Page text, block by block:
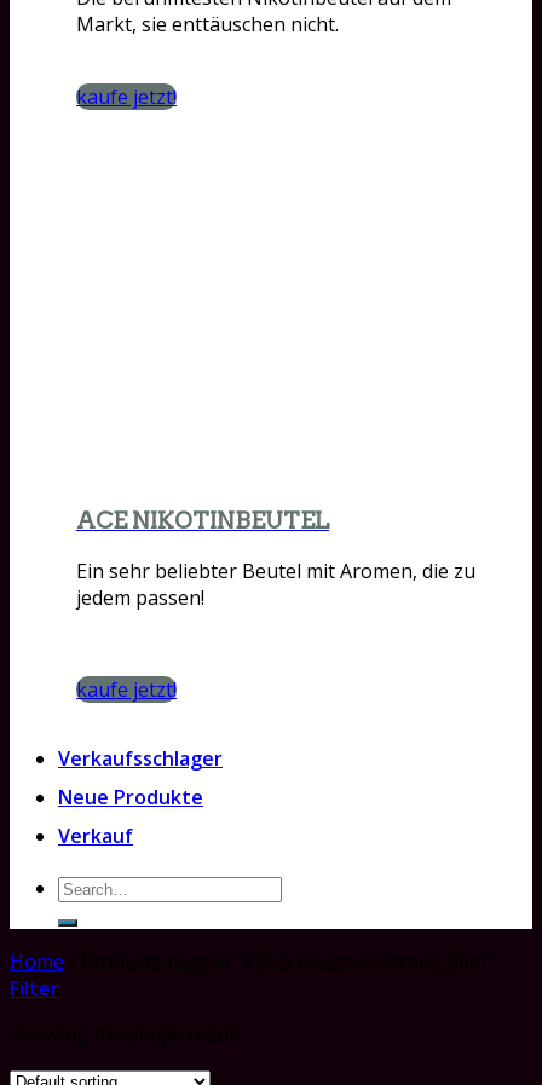
Markt, sie enttäuschen nicht.
kaufe jetzt!
ACE NIKOTINBEUTEL
Ein sehr beliebter Beutel mit Aromen, die zu
jedem passen!
kaufe jetzt!
Verkaufsschlager
Neue Produkte
Verkauf
Search
for:
Home
Filter